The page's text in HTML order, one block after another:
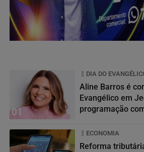
01
DIA DO
Aline Barros é
Evangélico em
programação
ECONOMIA
Reforma